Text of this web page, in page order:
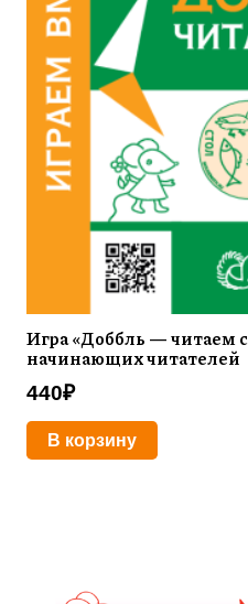
Игра «Доббль — читаем
начинающих читателей
440₽
В корзину